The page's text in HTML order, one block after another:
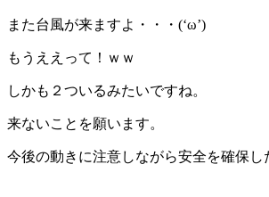
また台風が来ますよ・・・(‘ω’)
もうええって！ｗｗ
しかも２ついるみたいですね。
来ないことを願います。
今後の動きに注意しながら安全を確保し